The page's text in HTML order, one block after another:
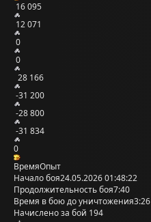
16 095
12 071
0
0
28 166
-31 200
-28 800
-31 834
0
ВремяОпыт
Начало боя24.05.2026 01:48:22
Продолжительность боя7:40
Время в бою до уничтожения3:26
Начислено за бой 194